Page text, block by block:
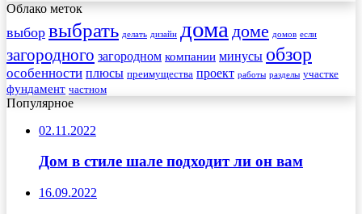
Облако меток
выбор выбрать делать дизайн дома доме домов если
загородного загородном компании минусы обзор
особенности плюсы преимущества проект работы разделы участке
фундамент частном
Популярное
02.11.2022
Дом в стиле шале подходит ли он вам
16.09.2022